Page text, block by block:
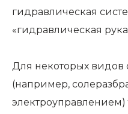
гидравлическая
«гидравлическая
Для некоторых видов
(например,